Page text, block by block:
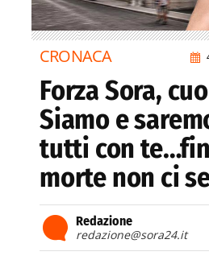
CRONACA
Forza Sora,
Siamo e
tutti con
morte non ci
Redazione
redazione@sora24.it